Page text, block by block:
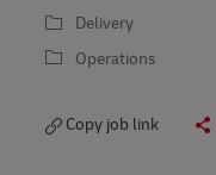
Delivery
Operations
Copy job link